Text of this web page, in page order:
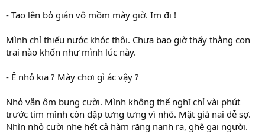
- Tao lên bỏ gián vô mồm mày giờ. Im đi !
Mình chỉ thiếu nước khóc thôi. Chưa bao giờ thấy thằng con
trai nào khốn như mình lúc này.
- Ê nhỏ kia ? Mày chơi gì ác vậy ?
Nhỏ vẫn ôm bụng cười. Mình không thể nghĩ chỉ vài phút
trước tim mình còn đập tưng tưng vì nhỏ. Mặt giả nai dễ sợ.
Nhìn nhỏ cười nhe hết cả hàm răng nanh ra, ghê gai người.